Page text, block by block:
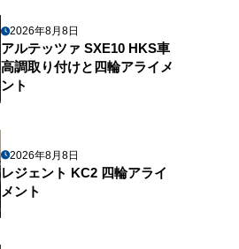
2026年8月8日
アルテッツァ SXE10 HKS車
高調取り付けと四輪アライメ
ント
2026年8月8日
レジェント KC2 四輪アライ
メント